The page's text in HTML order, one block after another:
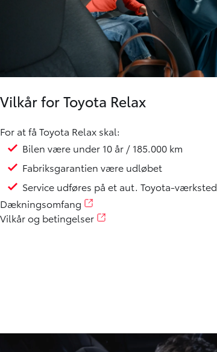
Vilkår for Toyota Relax
For at få Toyota Relax skal:
Bilen være under 10 år / 185.000 km
Fabriksgarantien være udløbet
Service udføres på et aut. Toyota-værksted
Dækningsomfang
Vilkår og betingelser